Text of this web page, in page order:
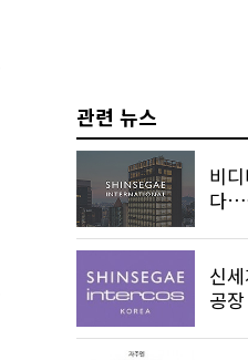
관련 뉴스
비
다…
신
공